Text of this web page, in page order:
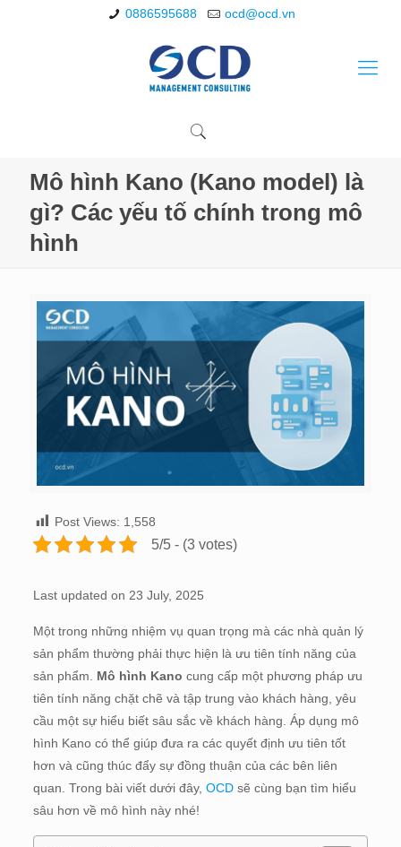
0886595688 ocd@ocd.vn
Mô hình Kano (Kano model) là
gì? Các yếu tố chính trong mô
hình
Post Views: 1,558
5/5 - (3 votes)
Last updated on 23 July, 2025
Một trong những nhiệm vụ quan trọng mà các nhà quản lý
sản phẩm thường phải thực hiện là ưu tiên tính năng của
sản phẩm. Mô hình Kano cung cấp một phương pháp ưu
tiên tính năng chặt chẽ và tập trung vào khách hàng, yêu
cầu một sự hiểu biết sâu sắc về khách hàng. Áp dụng mô
hình Kano có thể giúp đưa ra các quyết định ưu tiên tốt
hơn và cũng thúc đẩy sự đồng thuận của các bên liên
quan. Trong bài viết dưới đây, OCDsẽ cùng bạn tìm hiểu
sâu hơn về mô hình này nhé!